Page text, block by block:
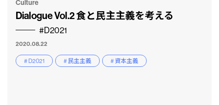
Culture
Dialogue Vol.2 食と民主主義を考える
#D2021
2020.08.22
# D2021 # 民主主義 # 資本主義